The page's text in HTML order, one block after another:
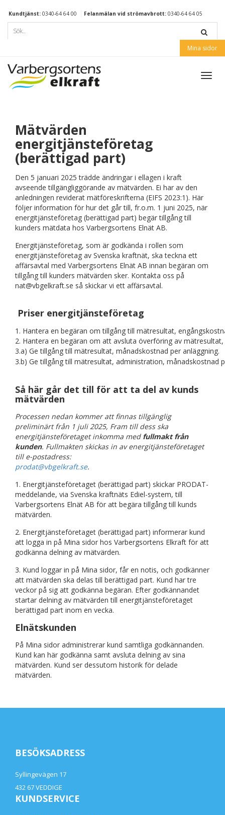
Kundtjänst: 0340-64 64 00 Felanmälan vid strömavbrott: 0340-64 64 05
Mina sidor
Mätvärden
energitjänsteföretag
(berättigad part)
Den 5 januari 2025 trädde ändringar i ellagen i kraft
avseende tillgängliggörande av mätvärden. Ei har av den
anledningen reviderat mätföreskrifterna (EIFS 2023:1). Här
följer information för hur det går till, fr.o.m. 1 juni 2025, när
energitjänsteföretag (berättigad part) begär tillgång till
kunders mätdata hos Varbergsortens Elnät AB.
Energitjänsteföretag, som är godkända i rollen som
energitjänsteföretag av Svenska kraftnät, ska teckna ett
affärsavtal med Varbergsortens Elnät AB innan begäran om
tillgång till kunders mätvärden sker. Kontakta oss på
nat@vbgelkraft.se så skickar vi ett affärsavtal.
Priser energitjänsteföretag
1. Hantera en begäran om tillgång till mätresultat,
2. Hantera en begäran om att avsluta överföring av
3.a) Ge tillgång till mätresultat, månadskostnad per anläggning.
3.b) Ge tillgång till mätresultat, administration, månadskostnad
Så här går det till för att ta del av kunds
mätvärden
Processen nedan kommer att finnas tillgänglig
preliminärt från 1 juli 2025, Fram till dess ska
energitjänsteföretaget inkomma med fullmakt från
kunden. Fullmakten skickas in av energitjänsteföretaget
till e-postadress:
prodat@vbgelkraft.se.
1. Energitjänsteföretaget (berättigad part) skickar PRODAT-
meddelande, via Svenska kraftnäts Ediel-system, till
Varbergsortens Elnät AB för att begära tillgång till kunds
mätvärden.
2. Energitjänsteföretaget (berättigad part) informerar kund
att logga in på Mina sidor hos Varbergsortens Elkraft för att
godkänna delning av mätvärden.
3. Kund loggar in på Mina sidor, får en notis, och godkänner
att mätvärden ska delas till berättigad part. Kund har tre
veckor på sig att godkänna begäran. Efter godkännandet
startar delning av mätvärden till energitjänsteföretaget
berättigad part inom en vecka.
Elnätskunden
På Mina sidor administrerar kund samtliga godkännanden.
Kund kan här godkänna samt avsluta delning av sina
mätvärden. Kund ser dessutom historik för delade
mätvärden.
BESÖKSADRESS
Syllingevägen 17
432 67 VEDDIGE
KUNDSERVICE